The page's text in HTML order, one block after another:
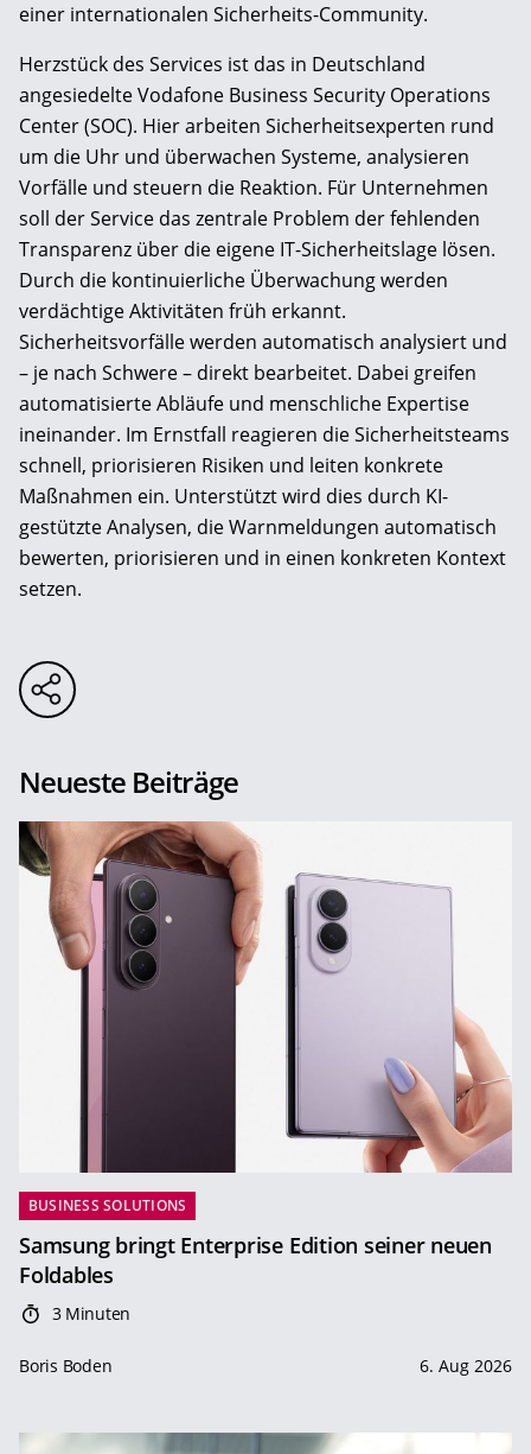
einer internationalen Sicherheits-Community.
Herzstück des Services ist das in Deutschland
angesiedelte Vodafone Business Security Operations
Center (SOC). Hier arbeiten Sicherheitsexperten rund
um die Uhr und überwachen Systeme, analysieren
Vorfälle und steuern die Reaktion. Für Unternehmen
soll der Service das zentrale Problem der fehlenden
Transparenz über die eigene IT-Sicherheitslage lösen.
Durch die kontinuierliche Überwachung werden
verdächtige Aktivitäten früh erkannt.
Sicherheitsvorfälle werden automatisch analysiert und
– je nach Schwere – direkt bearbeitet. Dabei greifen
automatisierte Abläufe und menschliche Expertise
ineinander. Im Ernstfall reagieren die Sicherheitsteams
schnell, priorisieren Risiken und leiten konkrete
Maßnahmen ein. Unterstützt wird dies durch KI-
gestützte Analysen, die Warnmeldungen automatisch
bewerten, priorisieren und in einen konkreten Kontext
setzen.
Neueste Beiträge
BUSINESS SOLUTIONS
Samsung bringt Enterprise Edition seiner neuen
Foldables
3 Minuten
Boris Boden 6. Aug 2026